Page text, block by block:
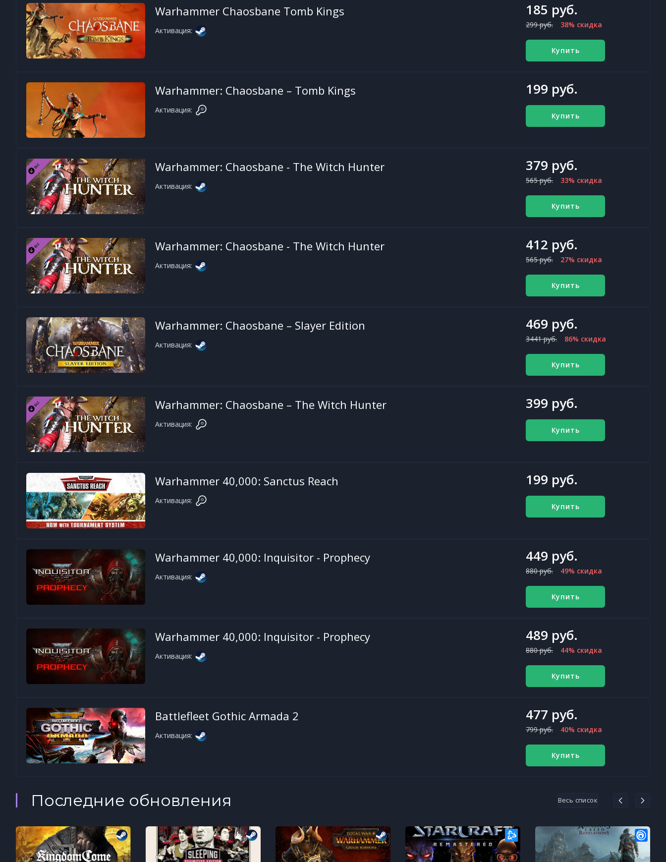
Warhammer Chaosbane Tomb Kings
Активация:
185 руб.
299 руб. 38% скидка
Купить
Warhammer: Chaosbane – Tomb Kings
Активация:
199 руб.
Купить
Warhammer: Chaosbane - The Witch Hunter
Активация:
379 руб.
565 руб. 33% скидка
Купить
Warhammer: Chaosbane - The Witch Hunter
Активация:
412 руб.
565 руб. 27% скидка
Купить
Warhammer: Chaosbane – Slayer Edition
Активация:
469 руб.
3441 руб. 86% скидка
Купить
Warhammer: Chaosbane – The Witch Hunter
Активация:
399 руб.
Купить
Warhammer 40,000: Sanctus Reach
Активация:
199 руб.
Купить
Warhammer 40,000: Inquisitor - Prophecy
Активация:
449 руб.
880 руб. 49% скидка
Купить
Warhammer 40,000: Inquisitor - Prophecy
Активация:
489 руб.
880 руб. 44% скидка
Купить
Battlefleet Gothic Armada 2
Активация:
477 руб.
799 руб. 40% скидка
Купить
Последние обновления Весь список